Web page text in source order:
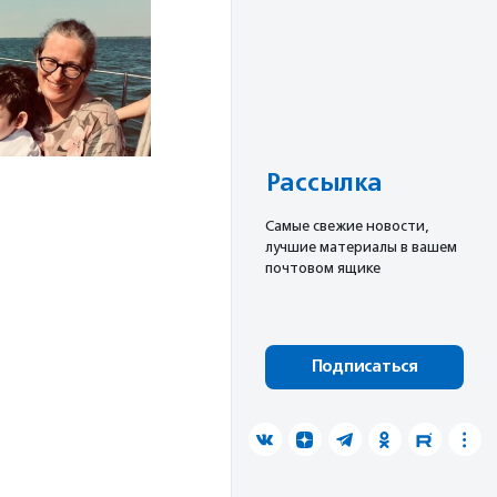
Рассылка
Cамые свежие новости,
лучшие материалы в вашем
почтовом ящике
Подписаться